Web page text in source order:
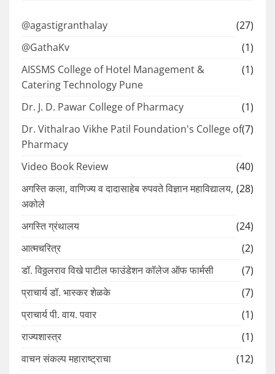
@agastigranthalay
(27)
@GathaKv
(1)
AISSMS College of Hotel Management &
Catering Technology Pune
(1)
Dr. J. D. Pawar College of Pharmacy
(1)
Dr. Vithalrao Vikhe Patil Foundation's College of
Pharmacy
(7)
Video Book Review
(40)
अगस्ति कला, वाणिज्य व दादासाहेब रुपवते विज्ञान महाविद्यालय,
अकोले
(28)
अगस्ति ग्रंथालय
(24)
आत्मचरित्र
(2)
डॉ. विठ्ठलराव विखे पाटील फाउंडेशन कॉलेज ऑफ फार्मसी
(7)
प्राचार्य डॉ. भास्कर शेळके
(7)
प्राचार्य पी. वाय. पवार
(1)
राज्यशास्त्र
(1)
वाचन संकल्प महाराष्ट्राचा
(12)